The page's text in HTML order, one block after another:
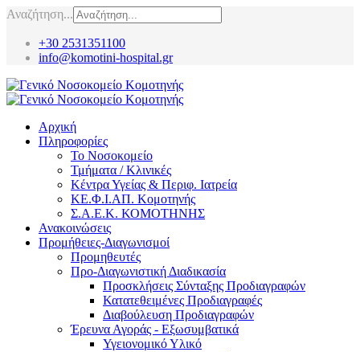
Αναζήτηση...
+30 2531351100
info@komotini-hospital.gr
Αρχική
Πληροφορίες
Το Νοσοκομείο
Τμήματα / Κλινικές
Κέντρα Υγείας & Περιφ. Ιατρεία
ΚΕ.Φ.Ι.ΑΠ. Κομοτηνής
Σ.Α.Ε.Κ. ΚΟΜΟΤΗΝΗΣ
Ανακοινώσεις
Προμήθειες-Διαγωνισμοί
Προμηθευτές
Προ-Διαγωνιστική Διαδικασία
Προσκλήσεις Σύνταξης Προδιαγραφών
Κατατεθειμένες Προδιαγραφές
Διαβούλευση Προδιαγραφών
Έρευνα Αγοράς - Εξωσυμβατικά
Υγειονομικό Υλικό